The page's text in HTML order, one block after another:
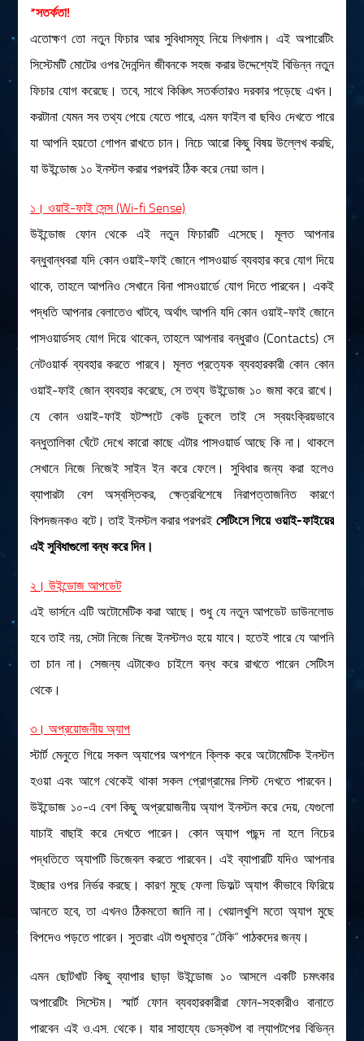
*সতর্কতা!
এতোক্ষণ তো নতুন ফিচার আর সুবিধাসমূহ নিয়ে লিখলাম। এই অপারেটিং
সিস্টেমটি মোটের ওপর দৈনন্দিন জীবনকে সহজ করার উদ্দেশ্যেই বিভিন্ন নতুন
ফিচার যোগ করেছে। তবে, সাথে কিঞ্চিৎ সতর্কতারও দরকার পড়েছে এখন।
করটানা যেমন সব তথ্য পেয়ে যেতে পারে, এমন ফাইল বা ছবিও দেখতে পারে
যা আপনি হয়তো গোপন রাখতে চান। নিচে আরো কিছু বিষয় উল্লেখ করছি,
যা উইন্ডোজ ১০ ইনস্টল করার পরপরই ঠিক করে নেয়া ভাল।
১। ওয়াই-ফাই সেন্স (Wi-fi Sense)
উইন্ডোজ ফোন থেকে এই নতুন ফিচারটি এসেছে। মূলত আপনার
বন্ধুবান্ধবরা যদি কোন ওয়াই-ফাই জোনে পাসওয়ার্ড ব্যবহার করে যোগ দিয়ে
থাকে, তাহলে আপনিও সেখানে বিনা পাসওয়ার্ডে যোগ দিতে পারবেন। একই
পদ্ধতি আপনার বেলাতেও খাটবে, অর্থাৎ আপনি যদি কোন ওয়াই-ফাই জোনে
পাসওয়ার্ডসহ যোগ দিয়ে থাকেন, তাহলে আপনার বন্ধুরাও (Contacts) সে
নেটওয়ার্ক ব্যবহার করতে পারবে। মূলত প্রত্যেক ব্যবহারকারী কোন কোন
ওয়াই-ফাই জোন ব্যবহার করেছে, সে তথ্য উইন্ডোজ ১০ জমা করে রাখে।
যে কোন ওয়াই-ফাই হটস্পটে কেউ ঢুকলে তাই সে স্বয়ংক্রিয়ভাবে
বন্ধুতালিকা ঘেঁটে দেখে কারো কাছে এটার পাসওয়ার্ড আছে কি না। থাকলে
সেখানে নিজে নিজেই সাইন ইন করে ফেলে। সুবিধার জন্য করা হলেও
ব্যাপারটা বেশ অস্বস্তিকর, ক্ষেত্রবিশেষে নিরাপত্তাজনিত কারণে
বিপদজনকও বটে। তাই ইনস্টল করার পরপরই সেটিংসে গিয়ে ওয়াই-ফাইয়ের
এই সুবিধাগুলো বন্ধ করে দিন।
২। উইন্ডোজ আপডেট
এই ভার্সনে এটি অটোমেটিক করা আছে। শুধু যে নতুন আপডেট ডাউনলোড
হবে তাই নয়, সেটা নিজে নিজে ইনস্টলও হয়ে যাবে। হতেই পারে যে আপনি
তা চান না। সেজন্য এটাকেও চাইলে বন্ধ করে রাখতে পারেন সেটিংস
থেকে।
৩। অপ্রয়োজনীয় অ্যাপ
স্টার্ট মেনুতে গিয়ে সকল অ্যাপের অপশনে ক্লিক করে অটোমেটিক ইনস্টল
হওয়া এবং আগে থেকেই থাকা সকল প্রোগ্রামের লিস্ট দেখতে পারবেন।
উইন্ডোজ ১০-এ বেশ কিছু অপ্রয়োজনীয় অ্যাপ ইনস্টল করে দেয়, যেগুলো
যাচাই বাছাই করে দেখতে পারেন। কোন অ্যাপ পছন্দ না হলে নিচের
পদ্ধতিতে অ্যাপটি ডিজেবল করতে পারবেন। এই ব্যাপারটি যদিও আপনার
ইচ্ছার ওপর নির্ভর করছে। কারণ মুছে ফেলা ডিফল্ট অ্যাপ কীভাবে ফিরিয়ে
আনতে হবে, তা এখনও ঠিকমতো জানি না। খেয়ালখুশি মতো অ্যাপ মুছে
বিপদেও পড়তে পারেন। সুতরাং এটা শুধুমাত্র “টেকি” পাঠকদের জন্য।
এমন ছোটখাট কিছু ব্যাপার ছাড়া উইন্ডোজ ১০ আসলে একটি চমৎকার
অপারেটিং সিস্টেম। স্মার্ট ফোন ব্যবহারকারীরা ফোন-সহকারীও বানাতে
পারবেন এই ও.এস. থেকে। যার সাহায্যে ডেস্কটপ বা ল্যাপটপের বিভিন্ন